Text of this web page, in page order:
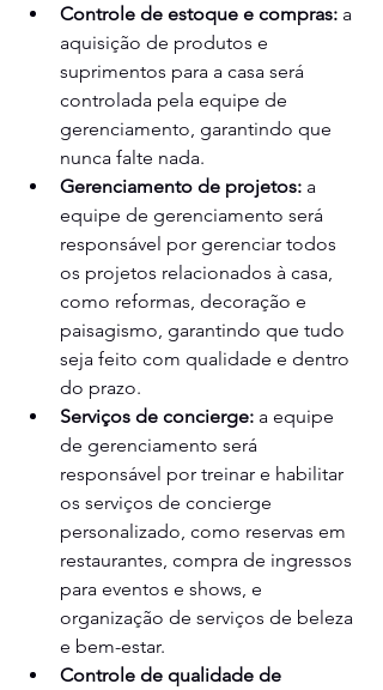
Controle de estoque e compras: a
aquisição de produtos e
suprimentos para a casa será
controlada pela equipe de
gerenciamento, garantindo que
nunca falte nada.
Gerenciamento de projetos: a
equipe de gerenciamento será
responsável por gerenciar todos
os projetos relacionados à casa,
como reformas, decoração e
paisagismo, garantindo que tudo
seja feito com qualidade e dentro
do prazo.
Serviços de concierge: a equipe
de gerenciamento será
responsável por treinar e habilitar
os serviços de concierge
personalizado, como reservas em
restaurantes, compra de ingressos
para eventos e shows, e
organização de serviços de beleza
e bem-estar.
Controle de qualidade de